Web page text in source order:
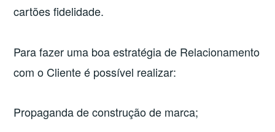
cartões fidelidade.
Para fazer uma boa estratégia de Relacionamento
com o Cliente é possível realizar:
Propaganda de construção de marca;